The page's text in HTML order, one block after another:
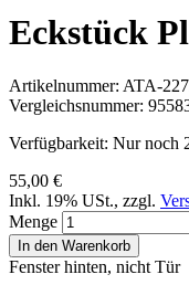
Eckstück
Artikelnummer: ATA-
Vergleichsnummer:
Verfügbarkeit: Nur noch
55,00 €
Inkl. 19% USt., zzgl.
Menge
In den Warenkorb
Fenster hinten, nicht Tür